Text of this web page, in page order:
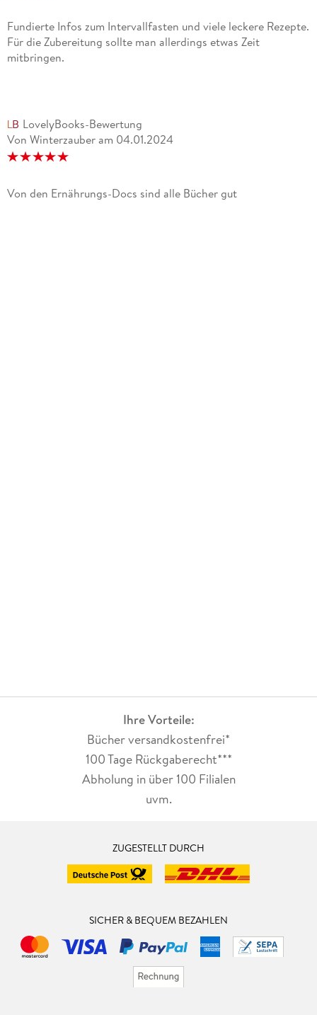
Ernährungsmedizin und neun angrenzenden
Facharztrichtungen ganzheitlich verbindet. Der Inter­nist,
Diabetologe und Ernährungsmediziner ist außer­dem als
Publizist für Fachzeitschriften und Verlage, ­Berater für
Deutscher Ernährungsmediziner (BDEM e. V.) engagiert er
sich für die Förderung der Ernährungstherapie. 2013 nahm
ihn das Magazin "Focus" in seine Empfehlungsliste "Top-
Fundierte Infos zum Intervallfasten und viele leckere Rezepte.
Für die Zubereitung sollte man allerdings etwas Zeit
mitbringen.
LovelyBooks-Bewertung
Von Winterzauber am 04.01.2024
Von den Ernährungs-Docs sind alle Bücher gut
Ihre Vorteile:
Bücher versandkostenfrei*
100 Tage Rückgaberecht***
Abholung in über 100 Filialen
uvm.
ZUGESTELLT DURCH
SICHER & BEQUEM BEZAHLEN